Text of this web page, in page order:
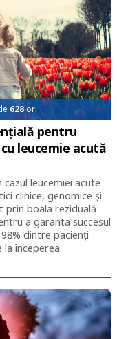
628ori
pentru
leucemie acută
leucemiei acute
clinice, genomice și
prin boala reziduală
a garanta succesul
dintre pacienți
la începerea